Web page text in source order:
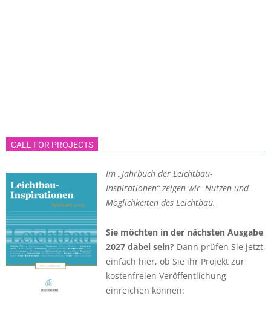
CALL FOR PROJECTS
Im „Jahrbuch der Leichtbau-
Inspirationen“ zeigen wir Nutzen und
Möglichkeiten des Leichtbau.
Sie möchten in der nächsten Ausgabe
2027 dabei sein? Dann prüfen Sie jetzt
einfach hier, ob Sie ihr Projekt zur
kostenfreien Veröffentlichung
einreichen können: